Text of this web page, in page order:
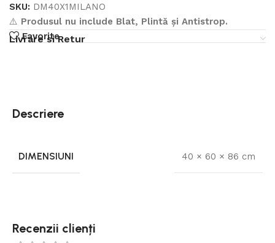
SKU: DM40X1MILANO
⚠️ Produsul nu include Blat, Plintă și Antistrop.
Favorite
Livrare si Retur
Descriere
DIMENSIUNI 40 × 60 × 86 cm
Recenzii clienți